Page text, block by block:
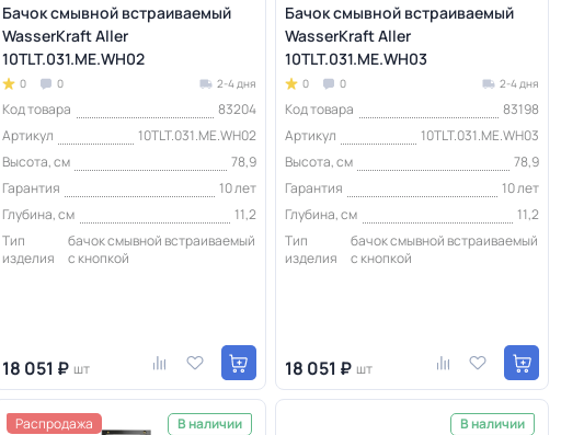
Бачок смывной встраиваемый
WasserKraft Aller
10TLT.031.ME.WH02
0 0 2-4 дня
Код товара
83204
Артикул
10TLT.031.ME.WH02
Высота, см
78,9
Гарантия
10 лет
Глубина, см
11,2
Тип
изделия
бачок смывной встраиваемый
с кнопкой
18 051 ₽ шт
Бачок смывной встраиваемый
WasserKraft Aller
10TLT.031.ME.WH03
0 0 2-4 дня
Код товара
83198
Артикул
10TLT.031.ME.WH03
Высота, см
78,9
Гарантия
10 лет
Глубина, см
11,2
Тип
изделия
бачок смывной встраиваемый
с кнопкой
18 051 ₽ шт
Распродажа В наличии В наличии